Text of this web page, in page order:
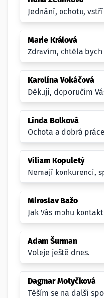
Jednání, ochotu,
Marie Králová
Zdravím, chtěla
Karolína Vokáčová
Děkuji, doporučím
Linda Bolková
Ochota a dobrá
Viliam Kopuletý
Nemají konkurenci,
Miroslav Bažo
Jak Vás mohu
Adam Šurman
Voleje ještě dnes.
Dagmar Motyčková
Těším se na další